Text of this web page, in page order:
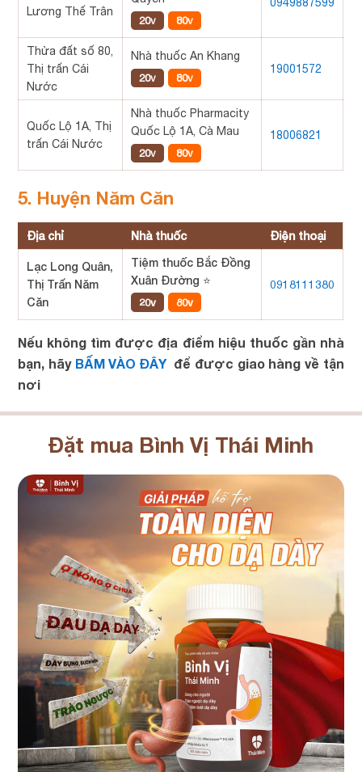
Lương Thế Trân
20v 80v
Thửa đất số 80,
Thị trấn Cái
Nước
Nhà thuốc An Khang
20v 80v
19001572
Quốc Lộ 1A, Thị
trấn Cái Nước
Nhà thuốc Pharmacity
Quốc Lộ 1A, Cà Mau
20v 80v
18006821
5. Huyện Năm Căn
Địa chỉ Nhà thuốc Điện thoại
Lạc Long Quân,
Thị Trấn Năm
Căn
Tiệm thuốc Bắc Đồng
Xuân Đường ⭐
20v 80v
0918111380
Nếu không tìm được địa điểm hiệu thuốc gần nhà
bạn, hãy BẤM VÀO ĐÂYđể được giao hàng về tận
nơi
Đặt mua Bình Vị Thái Minh